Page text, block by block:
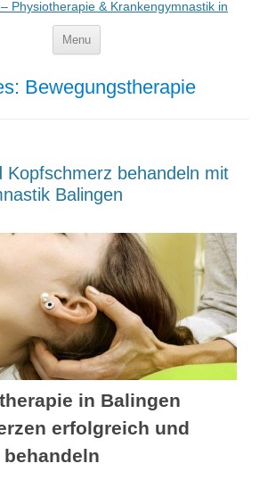
Menu
Bewegungstherapie
Kopfschmerz behandeln mit
Balingen
in Balingen
erfolgreich und